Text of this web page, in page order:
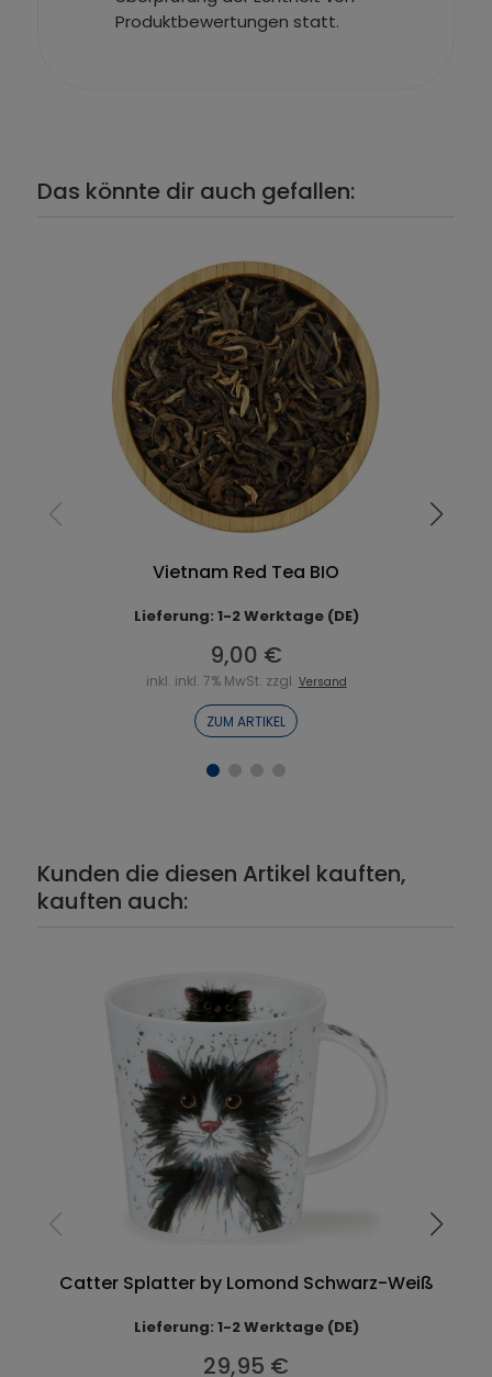
Produktbewertungen statt.
Das könnte dir auch gefallen:
Vietnam Red Tea BIO
Lieferung: 1-2 Werktage (DE)
9,00 €
inkl. inkl. 7% MwSt. zzgl. Versand
ZUM ARTIKEL
Kunden die diesen Artikel kauften,
kauften auch:
Catter Splatter by Lomond Schwarz-Weiß
Lieferung: 1-2 Werktage (DE)
29,95 €